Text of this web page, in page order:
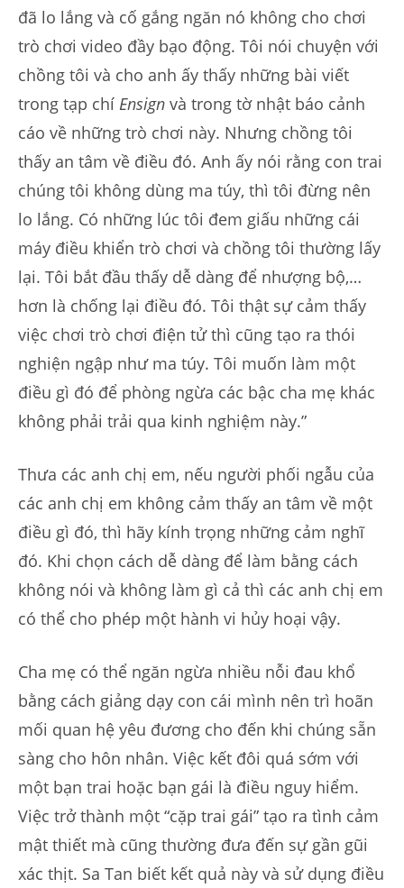
đã lo lắng và cố gắng ngăn nó không cho chơi
trò chơi video đầy bạo động. Tôi nói chuyện với
chồng tôi và cho anh ấy thấy những bài viết
trong tạp chí Ensign và trong tờ nhật báo cảnh
cáo về những trò chơi này. Nhưng chồng tôi
thấy an tâm về điều đó. Anh ấy nói rằng con trai
chúng tôi không dùng ma túy, thì tôi đừng nên
lo lắng. Có những lúc tôi đem giấu những cái
máy điều khiển trò chơi và chồng tôi thường lấy
lại. Tôi bắt đầu thấy dễ dàng để nhượng bộ,…
hơn là chống lại điều đó. Tôi thật sự cảm thấy
việc chơi trò chơi điện tử thì cũng tạo ra thói
nghiện ngập như ma túy. Tôi muốn làm một
điều gì đó để phòng ngừa các bậc cha mẹ khác
không phải trải qua kinh nghiệm này.”
Thưa các anh chị em, nếu người phối ngẫu của
các anh chị em không cảm thấy an tâm về một
điều gì đó, thì hãy kính trọng những cảm nghĩ
đó. Khi chọn cách dễ dàng để làm bằng cách
không nói và không làm gì cả thì các anh chị em
có thể cho phép một hành vi hủy hoại vậy.
Cha mẹ có thể ngăn ngừa nhiều nỗi đau khổ
bằng cách giảng dạy con cái mình nên trì hoãn
mối quan hệ yêu đương cho đến khi chúng sẵn
sàng cho hôn nhân. Việc kết đôi quá sớm với
một bạn trai hoặc bạn gái là điều nguy hiểm.
Việc trở thành một “cặp trai gái” tạo ra tình cảm
mật thiết mà cũng thường đưa đến sự gần gũi
xác thịt. Sa Tan biết kết quả này và sử dụng điều